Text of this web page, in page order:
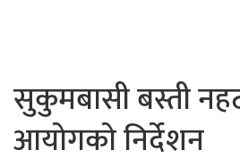
सुकुमबासी बस्ती
आयोगको निर्देशन